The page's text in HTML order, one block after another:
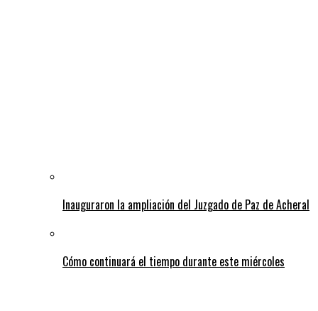
Inauguraron la ampliación del Juzgado de Paz de Acheral
Cómo continuará el tiempo durante este miércoles